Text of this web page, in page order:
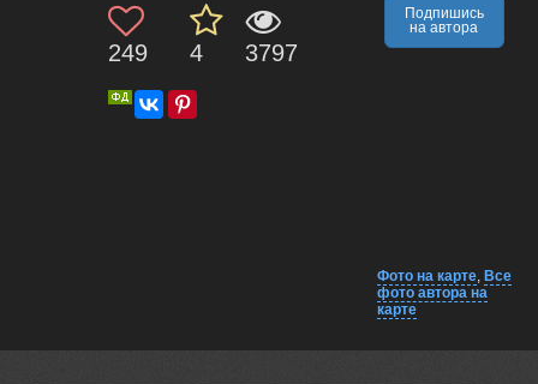
249 4 3797
Подпишись
на автора
Фото на карте, Все
фото автора на
карте